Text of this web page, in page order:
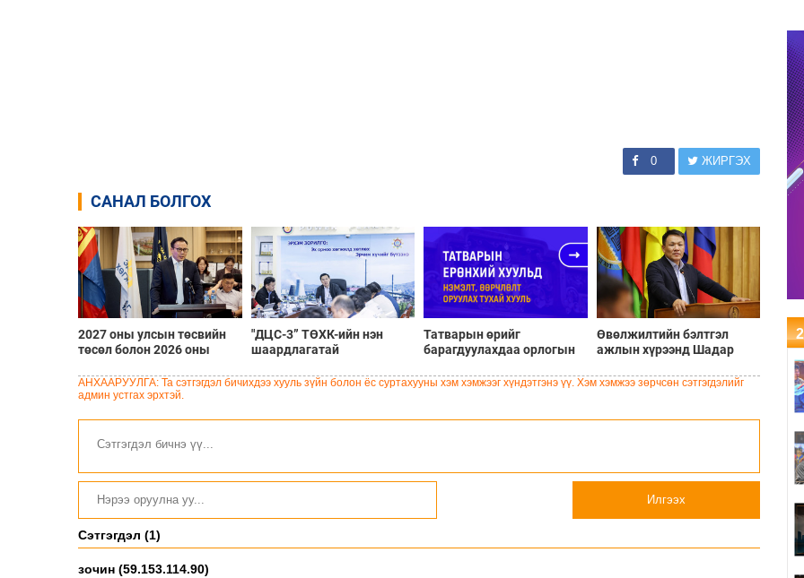
0 ЖИРГЭХ
САНАЛ БОЛГОХ
2027 оны улсын төсвийн
төсөл болон 2026 оны
төслийн олон нийтийн
хэлэлцүүлэг боллоо
"ДЦС-3” ТӨХК-ийн нэн
шаардлагатай
шинэчлэлийн төсвийг
Татварын өрийг
барагдуулахдаа орлогын
үлдээхээр хуульчилж,
Өвөлжилтийн бэлтгэл
ажлын хүрээнд Шадар
Дорноговь аймагт
АНХААРУУЛГА: Та сэтгэгдэл бичихдээ хууль зүйн болон ёс суртахууны хэм хэмжээг хүндэтгэнэ үү. Хэм хэмжээ зөрчсөн сэтгэгдэлийг
админ устгах эрхтэй.
Илгээх
Сэтгэгдэл (1)
зочин (59.153.114.90)